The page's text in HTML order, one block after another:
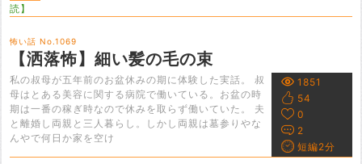
読】
怖い話 No.1069
【洒落怖】細い髪の毛の束
私の叔母が五年前のお盆休みの期に体験した実話。 叔
母はとある美容に関する病院で働いている。お盆の時
期は一番の稼ぎ時なので休みを取らず働いていた。 夫
と離婚し両親と三人暮らし。しかし両親は墓参りやな
んやで何日か家を空け
1851
54
0
2
短編2分